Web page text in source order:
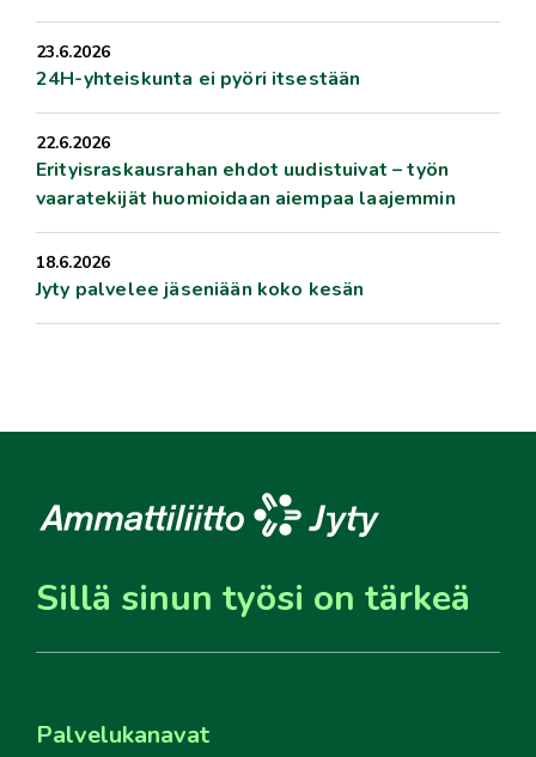
23.6.2026
24H-yhteiskunta ei pyöri itsestään
22.6.2026
Erityisraskausrahan ehdot uudistuivat – työn
vaaratekijät huomioidaan aiempaa laajemmin
18.6.2026
Jyty palvelee jäseniään koko kesän
Sillä sinun työsi on tärkeä
Palvelukanavat